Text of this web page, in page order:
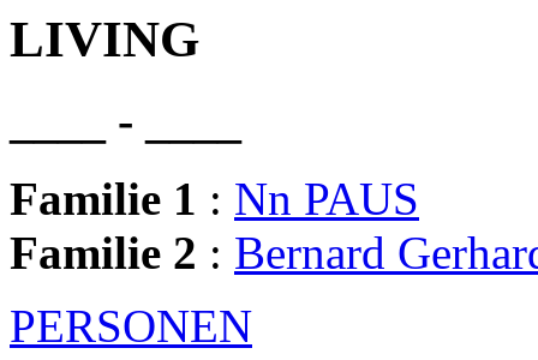
LIVING
____ - ____
Familie 1 : Nn PAUS
Familie 2 : Bernard
PERSONEN